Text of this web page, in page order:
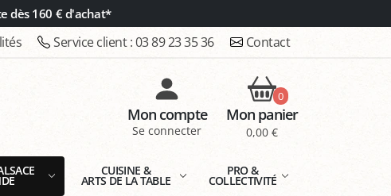
dès 160 € d'achat*
Service client :03 89 23 35 36 Contact
Mon compte
Se connecter
0
Mon panier
0,00 €
CUISINE &
ARTS DE LA TABLE
PRO &
COLLECTIVITÉ